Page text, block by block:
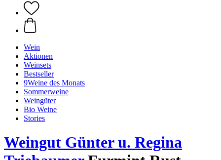
Wein
Aktionen
Weinsets
Bestseller
9Weine des Monats
Sommerweine
Weingüter
Bio Weine
Stories
Weingut Günter u. Regina